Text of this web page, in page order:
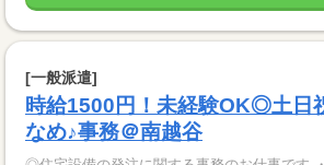
[一般派遣]
時給1500円！未経験OK◎土日
なめ♪事務＠南越谷